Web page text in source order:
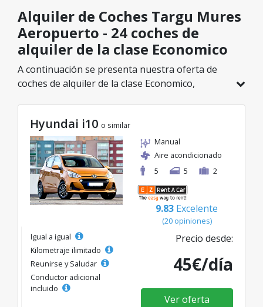
Alquiler de Coches Targu Mures
Aeropuerto - 24 coches de
alquiler de la clase Economico
A continuación se presenta nuestra oferta de
coches de alquiler de la clase Economico,
elegir el modelo ideal de la categoría
seleccionada, con tarifas excelentes desde solo
9€/día.
Hyundai i10 o similar
Manual
Aire acondicionado
5
5 2
9.83 Excelente
(20 opiniones)
Igual a igual
Kilometraje ilimitado
Reunirse y Saludar
Conductor adicional
incluido
Precio desde:
45€/día
Ver oferta